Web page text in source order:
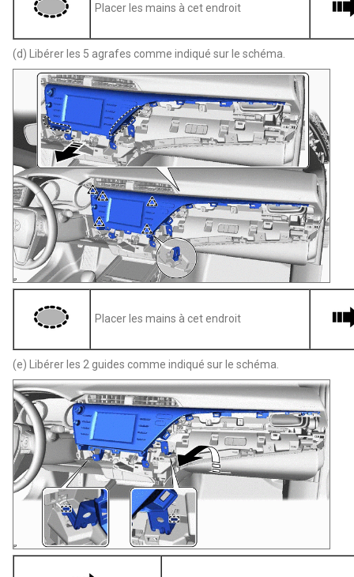
Placer les mains à cet endroit
(d) Libérer les 5 agrafes comme indiqué sur le schéma.
Placer les mains à cet endroit
(e) Libérer les 2 guides comme indiqué sur le schéma.